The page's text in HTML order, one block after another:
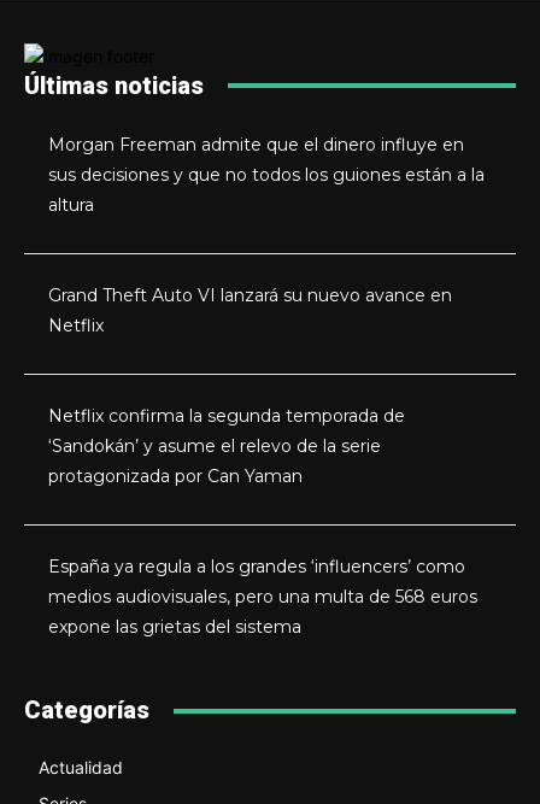
Últimas noticias
Morgan Freeman admite que el dinero influye en
sus decisiones y que no todos los guiones están a la
altura
Grand Theft Auto VI lanzará su nuevo avance en
Netflix
Netflix confirma la segunda temporada de
‘Sandokán’ y asume el relevo de la serie
protagonizada por Can Yaman
España ya regula a los grandes ‘influencers’ como
medios audiovisuales, pero una multa de 568 euros
expone las grietas del sistema
Categorías
Actualidad